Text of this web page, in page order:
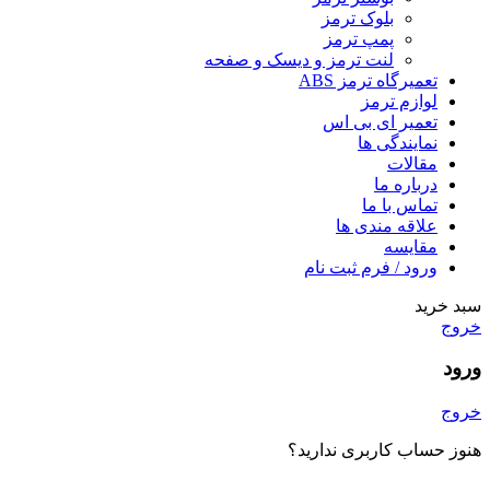
بلوک ترمز
پمپ ترمز
لنت ترمز و دیسک و صفحه
تعمیرگاه ترمز ABS
لوازم ترمز
تعمیر ای بی اس
نمایندگی ها
مقالات
درباره ما
تماس با ما
علاقه مندی ها
مقایسه
ورود / فرم ثبت نام
سبد خرید
خروج
ورود
خروج
هنوز حساب کاربری ندارید؟